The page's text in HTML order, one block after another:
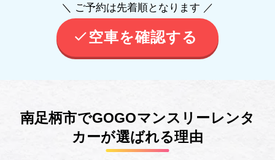
＼ ご予約は先着順となります ／
空車を確認する
南足柄市でGOGOマンスリーレンタ
カーが選ばれる理由